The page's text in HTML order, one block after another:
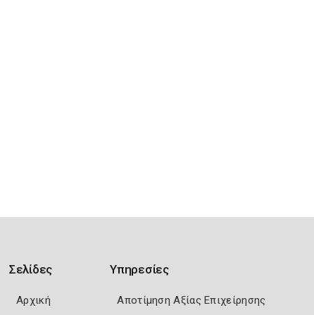
Σελίδες
Αρχική
Υπηρεσίες
Αποτίμηση Αξίας Επιχείρησης